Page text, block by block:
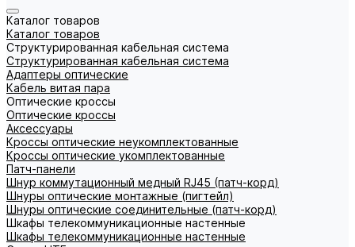
Каталог товаров
Каталог товаров
Структурированная кабельная система
Структурированная кабельная система
Адаптеры оптические
Кабель витая пара
Оптические кроссы
Оптические кроссы
Аксессуары
Кроссы оптические неукомплектованные
Кроссы оптические укомплектованные
Патч-панели
Шнур коммутационный медный RJ45 (патч-корд)
Шнуры оптические монтажные (пигтейл)
Шнуры оптические соединительные (патч-корд)
Шкафы телекоммуникационные настенные
Шкафы телекоммуникационные настенные